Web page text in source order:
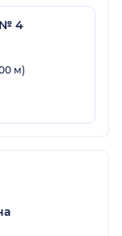
№ 4
м)